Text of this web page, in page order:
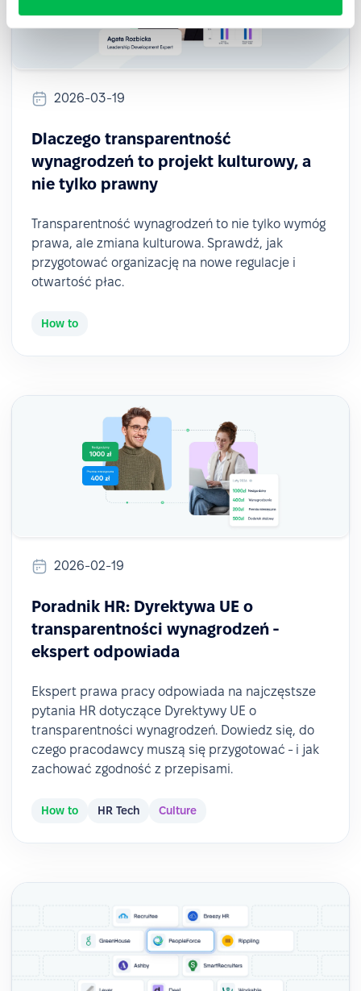
2026-03-19
Dlaczego transparentność
wynagrodzeń to projekt kulturowy, a
nie tylko prawny
Transparentność wynagrodzeń to nie tylko wymóg
prawa, ale zmiana kulturowa. Sprawdź, jak
przygotować organizację na nowe regulacje i
otwartość płac.
How to
2026-02-19
Poradnik HR: Dyrektywa UE o
transparentności wynagrodzeń -
ekspert odpowiada
Ekspert prawa pracy odpowiada na najczęstsze
pytania HR dotyczące Dyrektywy UE o
transparentności wynagrodzeń. Dowiedz się, do
czego pracodawcy muszą się przygotować - i jak
zachować zgodność z przepisami.
How to HR Tech Culture